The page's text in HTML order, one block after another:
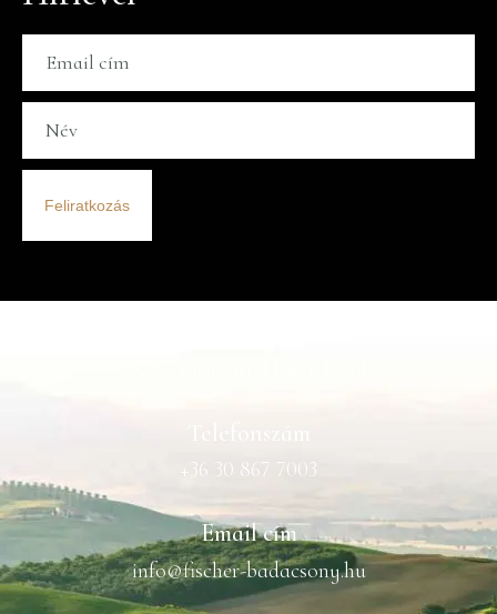
Feliratkozás
+36 30 867 7003
Email cím
info@fischer-badacsony.hu